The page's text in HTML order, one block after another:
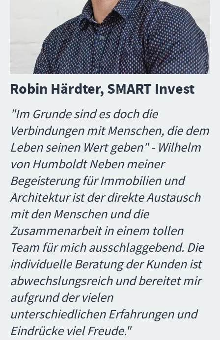
Robin Härdter, SMART Invest
"Im Grunde sind es doch die
Verbindungen mit Menschen, die dem
Leben seinen Wert geben" - Wilhelm
von Humboldt Neben meiner
Begeisterung für Immobilien und
Architektur ist der direkte Austausch
mit den Menschen und die
Zusammenarbeit in einem tollen
Team für mich ausschlaggebend. Die
individuelle Beratung der Kunden ist
abwechslungsreich und bereitet mir
aufgrund der vielen
unterschiedlichen Erfahrungen und
Eindrücke viel Freude."